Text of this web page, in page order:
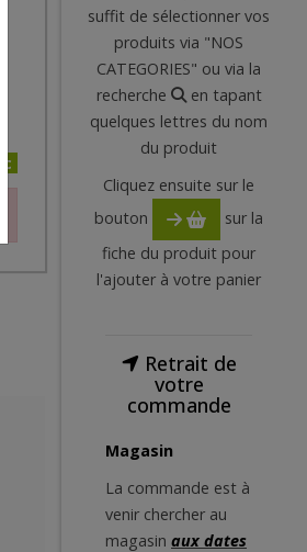
suffit de sélectionner vos
produits via "NOS
CATEGORIES" ou via la
recherche
en tapant
quelques lettres du nom
du produit
Cliquez ensuite sur le
bouton
sur la
fiche du produit pour
l'ajouter à votre panier
Retrait de
votre
commande
Magasin
La commande est à
venir chercher au
magasin aux dates